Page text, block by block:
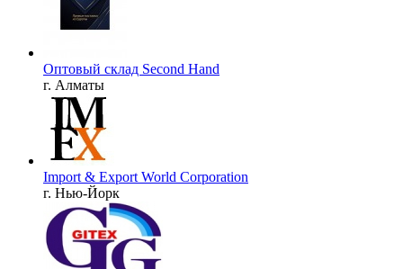
Оптовый склад Second Hand
г. Алматы
Import & Export World Corporation
г. Нью-Йорк